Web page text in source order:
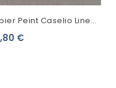
Peint Caselio Linen
68529266
€